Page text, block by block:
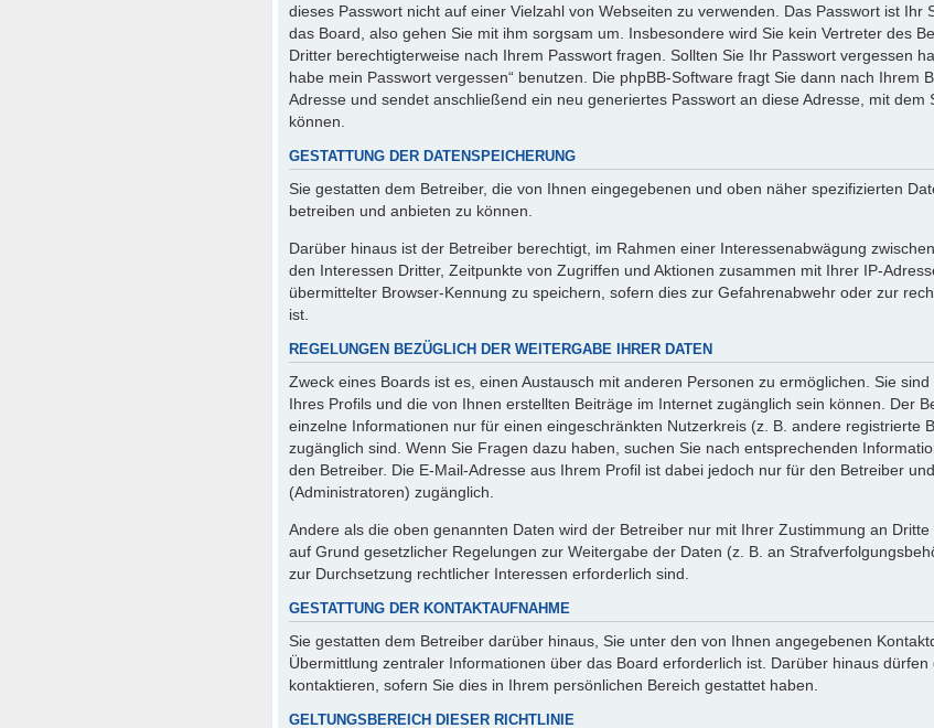
dieses Passwort nicht auf einer Vielzahl von Webseiten zu verwenden. Das Passwort ist Ihr
das Board, also gehen Sie mit ihm sorgsam um. Insbesondere wird Sie kein Vertreter des
Dritter berechtigterweise nach Ihrem Passwort fragen. Sollten Sie Ihr Passwort vergessen
habe mein Passwort vergessen“ benutzen. Die phpBB-Software fragt Sie dann nach Ihrem
Adresse und sendet anschließend ein neu generiertes Passwort an diese Adresse, mit dem
können.
GESTATTUNG DER DATENSPEICHERUNG
Sie gestatten dem Betreiber, die von Ihnen eingegebenen und oben näher spezifizierten
betreiben und anbieten zu können.
Darüber hinaus ist der Betreiber berechtigt, im Rahmen einer Interessenabwägung
den Interessen Dritter, Zeitpunkte von Zugriffen und Aktionen zusammen mit Ihrer IP-
übermittelter Browser-Kennung zu speichern, sofern dies zur Gefahrenabwehr oder zur
ist.
REGELUNGEN BEZÜGLICH DER WEITERGABE IHRER DATEN
Zweck eines Boards ist es, einen Austausch mit anderen Personen zu ermöglichen. Sie
Ihres Profils und die von Ihnen erstellten Beiträge im Internet zugänglich sein können. Der
einzelne Informationen nur für einen eingeschränkten Nutzerkreis (z. B. andere registrierte
zugänglich sind. Wenn Sie Fragen dazu haben, suchen Sie nach entsprechenden
den Betreiber. Die E-Mail-Adresse aus Ihrem Profil ist dabei jedoch nur für den Betreiber
(Administratoren) zugänglich.
Andere als die oben genannten Daten wird der Betreiber nur mit Ihrer Zustimmung an
auf Grund gesetzlicher Regelungen zur Weitergabe der Daten (z. B. an
zur Durchsetzung rechtlicher Interessen erforderlich sind.
GESTATTUNG DER KONTAKTAUFNAHME
Sie gestatten dem Betreiber darüber hinaus, Sie unter den von Ihnen angegebenen
Übermittlung zentraler Informationen über das Board erforderlich ist. Darüber hinaus
kontaktieren, sofern Sie dies in Ihrem persönlichen Bereich gestattet haben.
GELTUNGSBEREICH DIESER RICHTLINIE